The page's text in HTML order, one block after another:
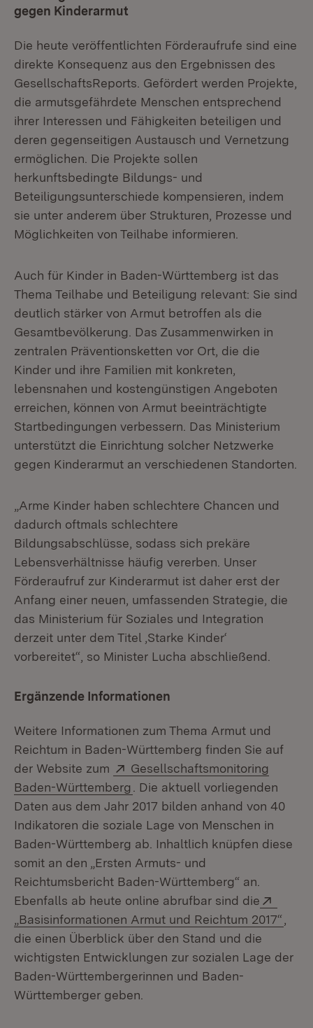
gegen Kinderarmut
Die heute veröffentlichten Förderaufrufe sind eine
direkte Konsequenz aus den Ergebnissen des
GesellschaftsReports. Gefördert werden Projekte,
die armutsgefährdete Menschen entsprechend
ihrer Interessen und Fähigkeiten beteiligen und
deren gegenseitigen Austausch und Vernetzung
ermöglichen. Die Projekte sollen
herkunftsbedingte Bildungs- und
Beteiligungsunterschiede kompensieren, indem
sie unter anderem über Strukturen, Prozesse und
Möglichkeiten von Teilhabe informieren.
Auch für Kinder in Baden-Württemberg ist das
Thema Teilhabe und Beteiligung relevant: Sie sind
deutlich stärker von Armut betroffen als die
Gesamtbevölkerung. Das Zusammenwirken in
zentralen Präventionsketten vor Ort, die die
Kinder und ihre Familien mit konkreten,
lebensnahen und kostengünstigen Angeboten
erreichen, können von Armut beeinträchtigte
Startbedingungen verbessern. Das Ministerium
unterstützt die Einrichtung solcher Netzwerke
gegen Kinderarmut an verschiedenen Standorten.
„Arme Kinder haben schlechtere Chancen und
dadurch oftmals schlechtere
Bildungsabschlüsse, sodass sich prekäre
Lebensverhältnisse häufig vererben. Unser
Förderaufruf zur Kinderarmut ist daher erst der
Anfang einer neuen, umfassenden Strategie, die
das Ministerium für Soziales und Integration
derzeit unter dem Titel ‚Starke Kinder‘
vorbereitet“, so Minister Lucha abschließend.
Ergänzende Informationen
Weitere Informationen zum Thema Armut und
Reichtum in Baden-Württemberg finden Sie auf
der Website zum
Extern:
Gesellschaftsmonitoring
Baden-Württemberg (Öffnet in neuem Fenster)
. Die aktuell vorliegenden
Daten aus dem Jahr 2017 bilden anhand von 40
Indikatoren die soziale Lage von Menschen in
Baden-Württemberg ab. Inhaltlich knüpfen diese
somit an den „Ersten Armuts- und
Reichtumsbericht Baden-Württemberg“ an.
Ebenfalls ab heute online abrufbar sind die
„Basisinformationen Armut und Reichtum 2017“
die einen Überblick über den Stand und die
wichtigsten Entwicklungen zur sozialen Lage der
Baden-Württembergerinnen und Baden-
Württemberger geben.